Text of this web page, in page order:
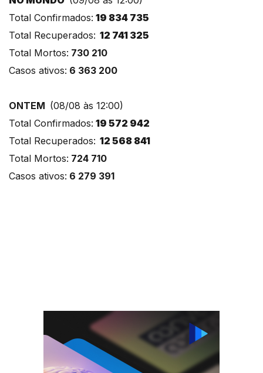
Total Confirmados: 19 834 735
Total Recuperados: 12 741 325
Total Mortos: 730 210
Casos ativos: 6 363 200
ONTEM (08/08 às 12:00)
Total Confirmados: 19 572 942
Total Recuperados: 12 568 841
Total Mortos: 724 710
Casos ativos: 6 279 391